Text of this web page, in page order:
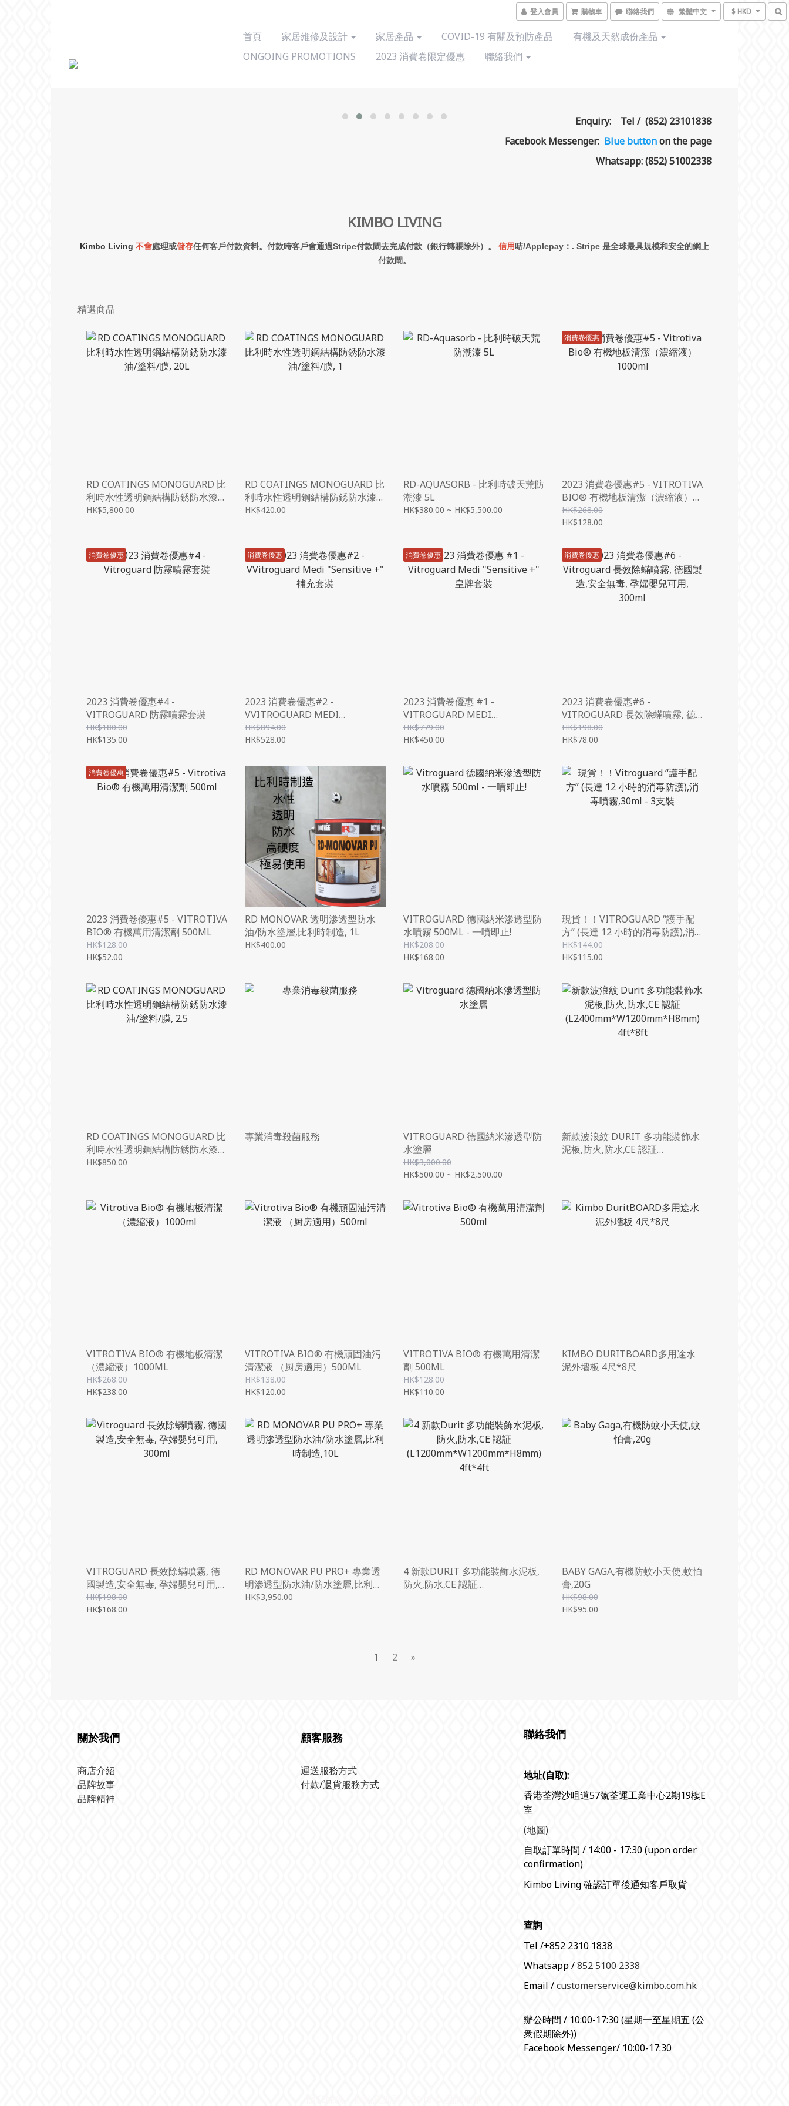
登入會員 購物車 聯絡我們 繁體中文 $ HKD
首頁 家居維修及設計 家居產品 COVID-19 有關及預防產品
有機及天然成份產品
ONGOING PROMOTIONS
2023 消費卷限定優惠 聯絡我們
Enquiry: Tel / (852) 23101838
Facebook Messenger: Blue buttonon the page
Whatsapp: (852) 51002338
KIMBO LIVING
Kimbo Living 不會處理或儲存任何客戶付款資料。付款時客戶會通過Stripe付款閘去完成付款（銀行轉賬除外）。 信用 咭/Applepay：. Stripe 是全球最具規模和安全的網上
付款閘。
精選商品
RD COATINGS MONOGUARD 比
利時水性透明鋼結構防銹防水漆
油/塗料/膜, 20L
HK$5,800.00
RD COATINGS MONOGUARD 比
利時水性透明鋼結構防銹防水漆
油/塗料/膜, 1
HK$420.00
RD-AQUASORB - 比利時破天荒防
潮漆 5L
HK$380.00 ~ HK$5,500.00
消費卷優惠
2023 消費卷優惠#5 - VITROTIVA
BIO® 有機地板清潔（濃縮液）
1000ML
HK$268.00
HK$128.00
消費卷優惠
2023 消費卷優惠#4 -
VITROGUARD 防霧噴霧套裝
HK$180.00
HK$135.00
消費卷優惠
2023 消費卷優惠#2 -
VVITROGUARD MEDI
"SENSITIVE +" 補充套裝
HK$894.00
HK$528.00
消費卷優惠
2023 消費卷優惠 #1 -
VITROGUARD MEDI
"SENSITIVE +" 皇牌套裝
HK$779.00
HK$450.00
消費卷優惠
2023 消費卷優惠#6 -
VITROGUARD 長效除蟎噴霧, 德
國製造,安全無毒, 孕婦嬰兒可用,
300ML
HK$198.00
HK$78.00
消費卷優惠
2023 消費卷優惠#5 - VITROTIVA
BIO® 有機萬用清潔劑 500ML
HK$128.00
HK$52.00
RD MONOVAR 透明滲透型防水
油/防水塗層,比利時制造, 1L
HK$400.00
VITROGUARD 德國納米滲透型防
水噴霧 500ML - 一噴即止!
HK$208.00
HK$168.00
現貨！！VITROGUARD “護手配
方” (長達 12 小時的消毒防護),消
毒噴霧,30ML - 3支裝
HK$144.00
HK$115.00
RD COATINGS MONOGUARD 比
利時水性透明鋼結構防銹防水漆
油/塗料/膜, 2.5
HK$850.00
專業消毒殺菌服務
VITROGUARD 德國納米滲透型防
水塗層
HK$3,000.00
HK$500.00 ~ HK$2,500.00
新款波浪紋 DURIT 多功能裝飾水
泥板,防火,防水,CE 認証
VITROTIVA BIO® 有機地板清潔
（濃縮液）1000ML
HK$268.00
HK$238.00
VITROTIVA BIO® 有機頑固油污
清潔液 （厨房適用）500ML
HK$138.00
HK$120.00
VITROTIVA BIO® 有機萬用清潔
劑 500ML
HK$128.00
HK$110.00
KIMBO DURITBOARD多用途水
泥外墻板 4尺*8尺
VITROGUARD 長效除蟎噴霧, 德
國製造,安全無毒, 孕婦嬰兒可用,
300ML
HK$198.00
HK$168.00
RD MONOVAR PU PRO+ 專業透
明滲透型防水油/防水塗層,比利時
制造,10L
HK$3,950.00
4 新款DURIT 多功能裝飾水泥板,
防火,防水,CE 認証
BABY GAGA,有機防蚊小天使,蚊怕
膏,20G
HK$98.00
HK$95.00
1 2 »
關於我們
商店介紹
品牌故事
品牌精神
顧客服務
運送服務方式
付款/退貨服務方式
聯絡我們
地址(自取):
香港荃灣沙咀道57號荃運工業中心2期19樓E
室
(地圖)
自取訂單時間 / 14:00 - 17:30 (upon order
confirmation)
Kimbo Living 確認訂單後通知客戶取貨
查詢
Tel /+852 2310 1838
Whatsapp /852 5100 2338
Email /customerservice@kimbo.com.hk
辦公時間 / 10:00-17:30 (星期一至星期五 (公
衆假期除外))
Facebook Messenger/ 10:00-17:30